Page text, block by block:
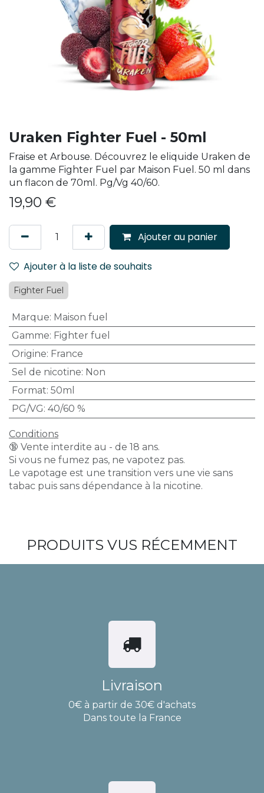
Uraken Fighter Fuel - 50ml
Fraise et Arbouse. Découvrez le eliquide Uraken de
la gamme Fighter Fuel par Maison Fuel. 50 ml dans
un flacon de 70ml. Pg/Vg 40/60.
19,90 €
Ajouter au panier
Ajouter à la liste de souhaits
Fighter Fuel
Marque: Maison fuel
Gamme: Fighter fuel
Origine: France
Sel de nicotine: Non
Format: 50ml
PG/VG: 40/60 %
Conditions
🔞 Vente interdite au - de 18 ans.
Si vous ne fumez pas, ne vapotez pas.
Le vapotage est une transition vers une vie sans
tabac puis sans dépendance à la nicotine.
PRODUITS VUS RÉCEMMENT
Livraison
0€ à partir de 30€ d'achats
Dans toute la France